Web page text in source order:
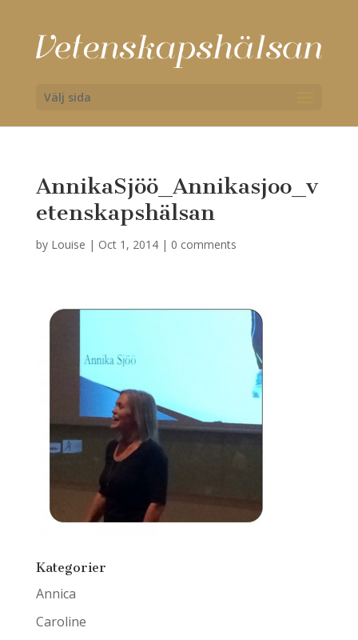
Välj sida
AnnikaSjöö_Annikasjoo_v
etenskapshälsan
by Louise | Oct 1, 2014| 0 comments
Kategorier
Annica
Caroline